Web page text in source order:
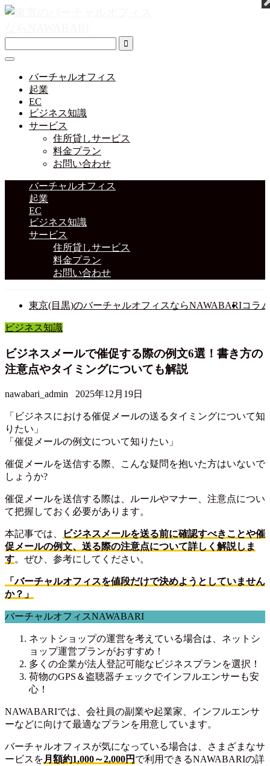
バーチャルオフィス
起業
EC
ビジネス知識
サービス
住所貸しサービス
料金プラン
お問い合わせ
バーチャルオフィス
起業
EC
ビジネス知識
サービス
住所貸しサービス
料金プラン
お問い合わせ
東京(目黒)のバーチャルオフィスならNAWABARIコラ
ビジネス知識
ビジネスメールで催促する際の例文6選！書き方の
注意点やタイミングについても解説
nawabari_admin 2025年12月19日
「ビジネスにおける催促メールの送るタイミングについて知
りたい」
「催促メールの例文について知りたい」
催促メールを送信する際、こんな疑問を抱いた方はいないで
しょうか?
催促メールを送信する際は、ルールやマナー、注意点につい
て把握しておく必要があります。
本記事では、
ビジネスメールを送る前に確認すべきことや催
促メールの例文、送る際の注意点について詳しく解説しま
す。ぜひ、参考にしてください。
「バーチャルオフィスを値段だけで決めようとしていません
か？」
バーチャルオフィスNAWABARI
ネットショップの運営を考えている場合は、ネットシ
ョップ運営プランがおすすめ！
多くの企業が法人登記可能なビジネスプランを選択！
荷物のGPS＆盗聴器チェックでインフルエンサーも安
心！
NAWABARIでは、会社員の副業や起業家、インフルエンサ
ーなどに向けて最適なプランを用意しています。
バーチャルオフィスが気になっている場合は、さまざまなサ
ービスを月額約1,000～2,000円 で利用できるNAWABARIの詳